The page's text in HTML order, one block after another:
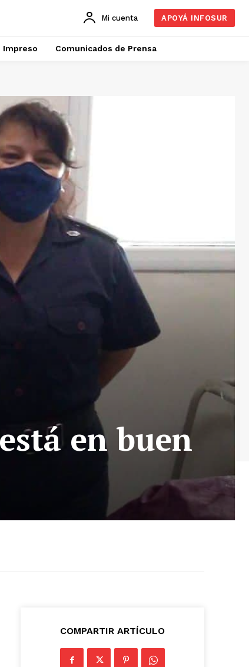
Mi cuenta APOYÁ INFOSUR
Impreso Comunicados de Prensa
en buen
COMPARTIR ARTÍCULO